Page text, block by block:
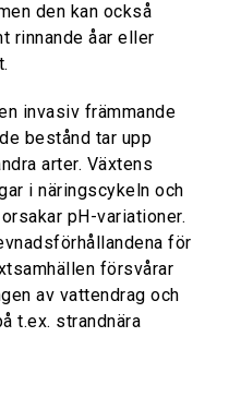
den kan också
rinnande åar eller
invasiv främmande
bestånd tar upp
arter. Växtens
i näringscykeln och
pH-variationer.
för
försvårar
av vattendrag och
t.ex. strandnära